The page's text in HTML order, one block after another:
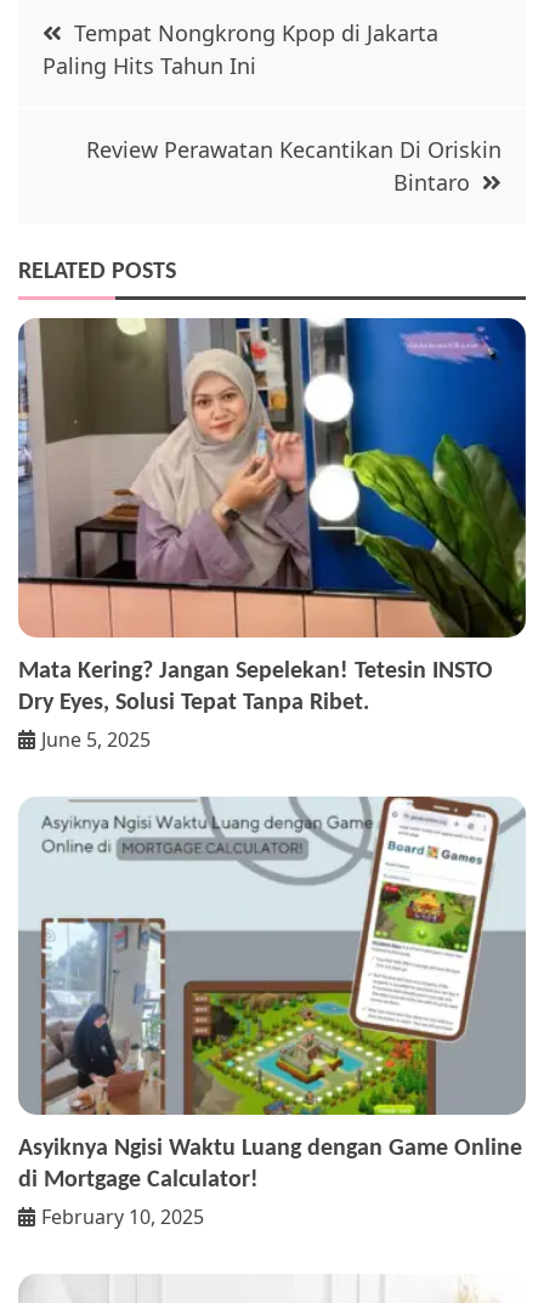
navigation
Tempat Nongkrong Kpop di Jakarta
Paling Hits Tahun Ini
Review Perawatan Kecantikan Di Oriskin
Bintaro
RELATED POSTS
Mata Kering? Jangan Sepelekan! Tetesin INSTO
Dry Eyes, Solusi Tepat Tanpa Ribet.
June 5, 2025
Asyiknya Ngisi Waktu Luang dengan Game Online
di Mortgage Calculator!
February 10, 2025